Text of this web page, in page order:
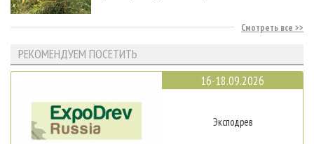
Смотреть все
РЕКОМЕНДУЕМ ПОСЕТИТЬ
16-18.09.2026
Эксподрев